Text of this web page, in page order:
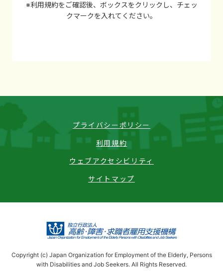
※利用規約をご確認後、ボックスをクリックし、チェッ
クマークを入れてください。
プライバシーポリシー
利用規約
ウェブアクセシビリティ
サイトマップ
Copyright (c) Japan Organization for Employment of the Elderly, Persons
with Disabilities and Job Seekers. All Rights Reserved.